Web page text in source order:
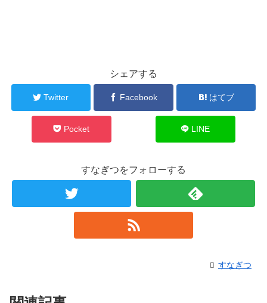
シェアする
Twitter Facebook はてブ
Pocket LINE
すなぎつをフォローする
すなぎつ